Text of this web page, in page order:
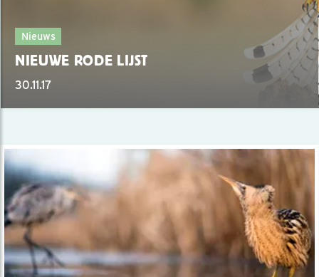
Nieuws
NIEUWE RODE LIJST
30.11.17